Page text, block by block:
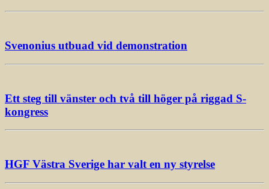
Svenonius utbuad vid demonstration
Ett steg till vänster och två till höger på riggad S-
kongress
HGF Västra Sverige har valt en ny styrelse